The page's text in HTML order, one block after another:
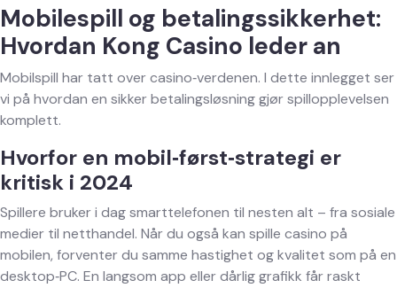
Mobilespill og betalingssikkerhet:
Hvordan Kong Casino leder an
Mobilspill har tatt over casino‑verdenen. I dette innlegget ser
vi på hvordan en sikker betalingsløsning gjør spillopplevelsen
komplett.
Hvorfor en mobil‑først‑strategi er
kritisk i 2024
Spillere bruker i dag smarttelefonen til nesten alt – fra sosiale
medier til netthandel. Når du også kan spille casino på
mobilen, forventer du samme hastighet og kvalitet som på en
desktop‑PC. En langsom app eller dårlig grafikk får raskt